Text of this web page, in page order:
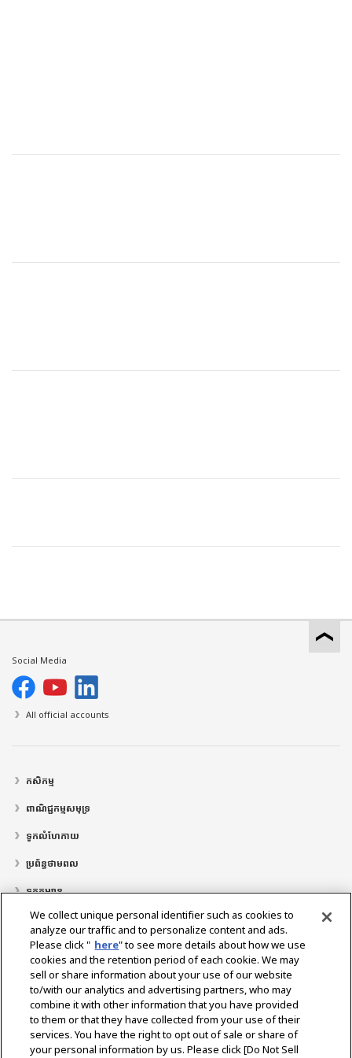
Social Media
All official accounts
កសិកម្ម
ពាណិជ្ជកម្មសមុទ្រ
ទូកលំហែកាយ
ប្រព័ន្ធថាមពល
ទូកកម្សាន្ត
ទីតាំងអ្នកតំណាងចែកចាយ
គាំទ្រ
អំពី​ពួក​យើង
សារពីលោកប្រធានាធិបតី បេ​សកម្ម​របស់​យើង តំបន់អាជីវកម្ម
បច្ចេកវិទ្យា
ប្រវត្តិ​ក្រុមហ៊ុន
ប្រវត្តិសាស្រ្ត CSR / បរិស្ថាន
We collect unique personal identifier such as cookies to
analyze our traffic and to personalize content and ads.
Please click " here" to see more details about how we use
cookies and the retention period of each cookie. We may
sell or share information about your use of our website
to/with our analytics and advertising partners, who may
combine it with other information that you have provided
to them or that they have collected from your use of their
services. You have the right to opt out of sale or share of
your personal information by us. Please click [Do Not Sell